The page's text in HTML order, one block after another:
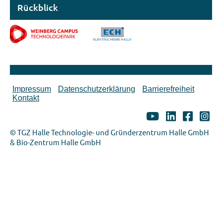
Rückblick
Impressum Datenschutzerklärung
Barrierefreiheit
Kontakt
© TGZ Halle Technologie- und Gründerzentrum Halle GmbH
& Bio-Zentrum Halle GmbH